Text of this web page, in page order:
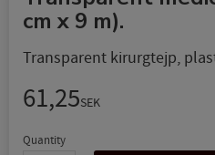
cm x 9 m).
Transparent kirurgtejp,
61,25SEK
Quantity